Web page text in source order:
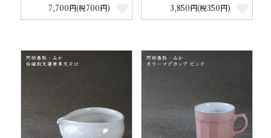
7,700円(税700円) 3,850円(税350円)